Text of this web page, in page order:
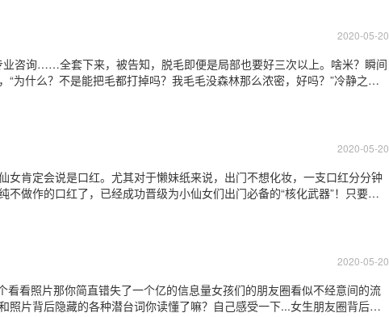
2020-05-20
业咨询……全套下来，被告知，脱毛即便是局部也要好三次以上。啥米？瞬间
为什么？不是能把毛都打掉吗？我毛毛没森林那么浓密，好吗？”冷静之
2020-05-20
女肯定会说是口红。尤其对于懒妹纸来说，出门不想化妆，一支口红分分钟
做作的口红了，已经成功晋级为小仙女们出门必备的“核化武器”！只要涂
2020-05-20
看照片那你简直错失了一个亿的信息量女孩们的朋友圈看似不经意间的流
照片背后隐藏的各种潜台词你读懂了嘛？自己感受一下...女生朋友圈背后隐